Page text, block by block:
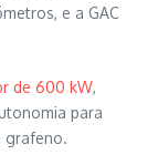
e a GAC
de 600 kW,
para
grafeno.